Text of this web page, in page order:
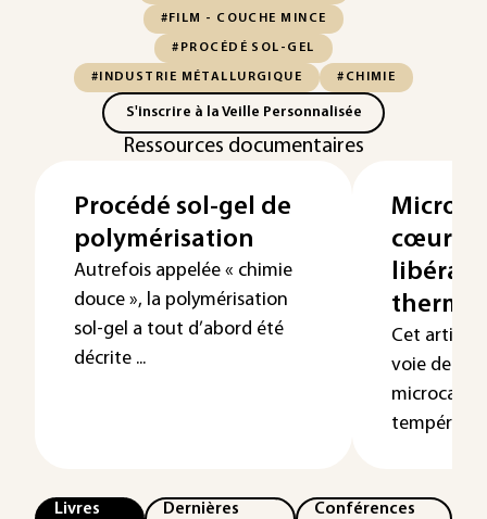
#FILM - COUCHE MINCE
#PROCÉDÉ SOL-GEL
#INDUSTRIE MÉTALLURGIQUE #CHIMIE
S'inscrire à la Veille Personnalisée
Ressources documentaires
Procédé sol-gel de
polymérisation
Autrefois appelée « chimie
douce », la polymérisation
sol-gel a tout d’abord été
décrite ...
cœur-
Cet article
voie de
Livres
Dernières
Conférences